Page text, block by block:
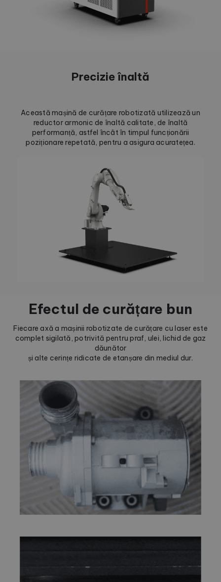
Precizie înaltă
Această mașină de curățare robotizată utilizează un
reductor armonic de înaltă calitate, de înaltă
performanță, astfel încât în timpul funcționării
poziționare repetată, pentru a asigura acuratețea.
Efectul de curățare bun
Fiecare axă a mașinii robotizate de curățare cu laser este
complet sigilată, potrivită pentru praf, ulei, lichid de gaz
dăunător
și alte cerințe ridicate de etanșare din mediul dur.